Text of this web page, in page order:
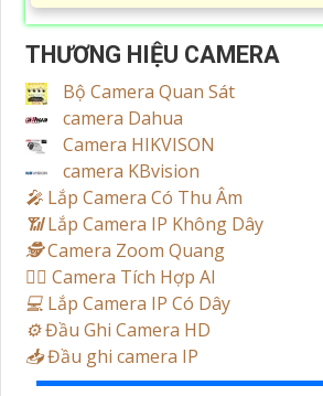
THƯƠNG HIỆU CAMERA
Bộ Camera Quan Sát
camera Dahua
Camera HIKVISON
camera KBvision
️🎤️ Lắp Camera Có Thu Âm
📶Lắp Camera IP Không Dây
🕵️Camera Zoom Quang
🧛‍♀️ Camera Tích Hợp AI
💻 Lắp Camera IP Có Dây
⚙️Đầu Ghi Camera HD
📥Đầu ghi camera IP